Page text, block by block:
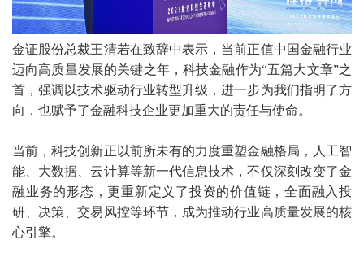
金证股份总裁王清若在致辞中表示，当前正值中国金融行业
迈向高质量发展的关键之年，科技金融作为“五篇大文章”之
首，强调以技术驱动行业转型升级，进一步为我们指明了方
向，也赋予了金融科技企业更加重大的责任与使命。
当前，科技创新正以前所未有的力度重塑金融格局，人工智
能、大数据、云计算等新一代信息技术，不仅深刻改变了金
融业务的形态，更重新定义了投资的价值链，全面融入投
研、决策、交易风控等环节，成为推动行业高质量发展的核
心引擎。